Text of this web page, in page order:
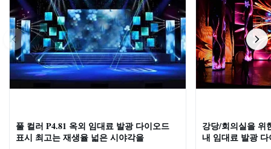
풀 컬러 P4.81 옥외 임대료 발광 다이오드
표시 최고는 재생율 넓은 시야각을
강당/회의실을 위
내 임대료 발광